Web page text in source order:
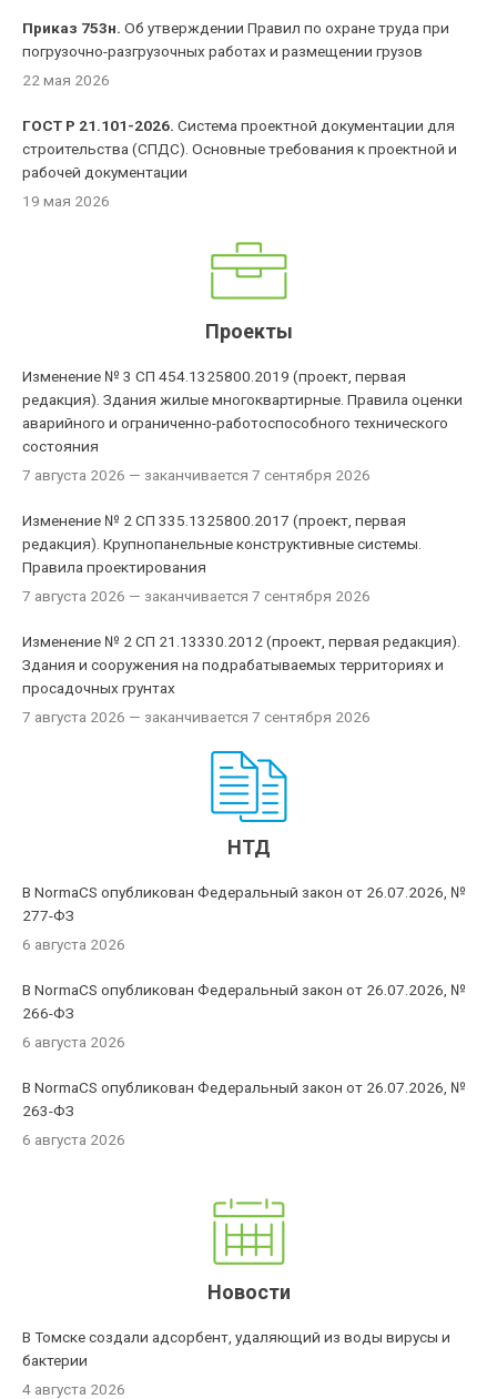
Приказ 753н. Об утверждении Правил по охране труда при
погрузочно-разгрузочных работах и размещении грузов
22 мая 2026
ГОСТ Р 21.101-2026. Система проектной документации для
строительства (СПДС). Основные требования к проектной и
рабочей документации
19 мая 2026
Проекты
Изменение № 3 СП 454.1325800.2019 (проект, первая
редакция). Здания жилые многоквартирные. Правила оценки
аварийного и ограниченно-работоспособного технического
состояния
7 августа 2026 — заканчивается 7 сентября 2026
Изменение № 2 СП 335.1325800.2017 (проект, первая
редакция). Крупнопанельные конструктивные системы.
Правила проектирования
7 августа 2026 — заканчивается 7 сентября 2026
Изменение № 2 СП 21.13330.2012 (проект, первая редакция).
Здания и сооружения на подрабатываемых территориях и
просадочных грунтах
7 августа 2026 — заканчивается 7 сентября 2026
НТД
В NormaCS опубликован Федеральный закон от 26.07.2026, №
277-ФЗ
6 августа 2026
В NormaCS опубликован Федеральный закон от 26.07.2026, №
266-ФЗ
6 августа 2026
В NormaCS опубликован Федеральный закон от 26.07.2026, №
263-ФЗ
6 августа 2026
Новости
В Томске создали адсорбент, удаляющий из воды вирусы и
бактерии
4 августа 2026